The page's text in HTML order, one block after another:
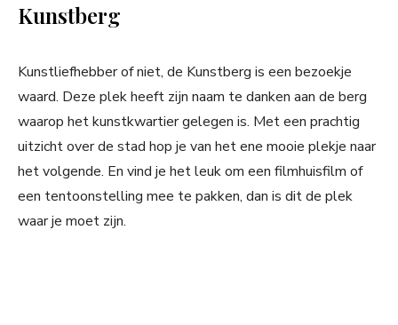
Kunstberg
Kunstliefhebber of niet, de Kunstberg is een bezoekje
waard. Deze plek heeft zijn naam te danken aan de berg
waarop het kunstkwartier gelegen is. Met een prachtig
uitzicht over de stad hop je van het ene mooie plekje naar
het volgende. En vind je het leuk om een filmhuisfilm of
een tentoonstelling mee te pakken, dan is dit de plek
waar je moet zijn.